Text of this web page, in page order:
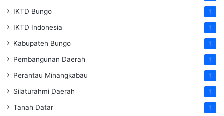
IKTD Bungo 1
IKTD Indonesia 1
Kabupaten Bungo 1
Pembangunan Daerah 1
Perantau Minangkabau 1
Silaturahmi Daerah 1
Tanah Datar 1